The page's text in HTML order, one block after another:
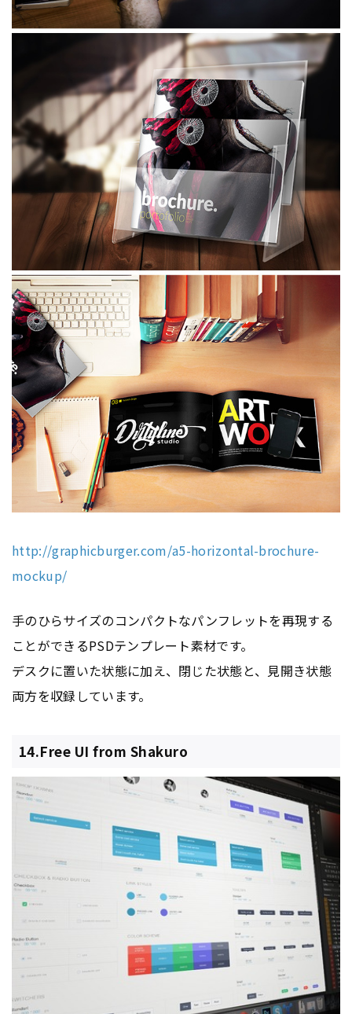
http://graphicburger.com/a5-horizontal-brochure-
mockup/
手のひらサイズのコンパクトなパンフレットを再現する
ことができるPSDテンプレート素材です。
デスクに置いた状態に加え、閉じた状態と、見開き状態
両方を収録しています。
14.Free UI from Shakuro